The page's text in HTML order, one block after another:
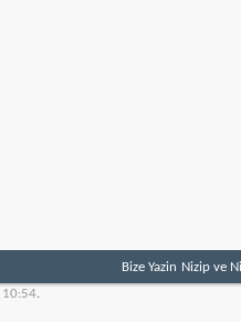
Bize Yazin Nizip ve
10:54.